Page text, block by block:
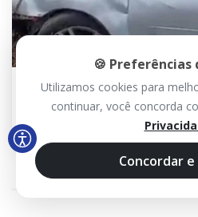
31 MAI 2026 / 07H30
Carro tomba na BR-030
gravemente ferido em
🍪 Preferências
Utilizamos cookies para
continuar, você concorda
Concordar e